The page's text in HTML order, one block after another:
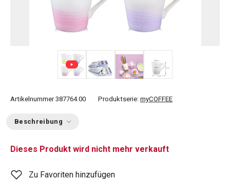
Artikelnummer 387764.00 Produktserie: myCOFFEE
Beschreibung
Dieses Produkt wird nicht mehr verkauft
Zu Favoriten hinzufügen